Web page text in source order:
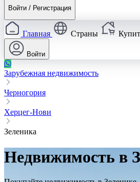
Войти / Регистрация
Главная Страны
Войти
Зарубежная недвижимость
Черногория
Херцег-Нови
Зеленика
Недвижимость в